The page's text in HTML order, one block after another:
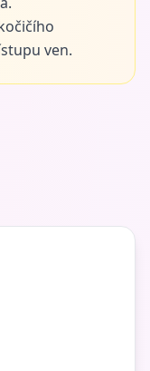
ven.